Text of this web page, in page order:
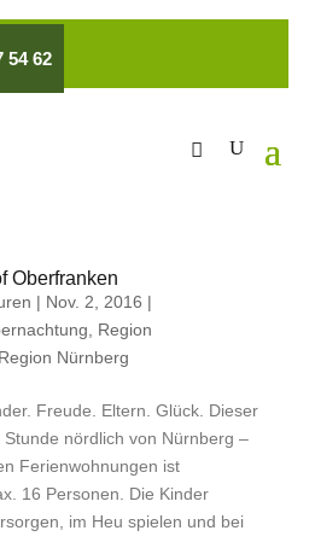
54 62
Oberfranken
| Nov. 2, 2016 |
Region
Region Nürnberg
Freude. Eltern. Glück. Dieser
nördlich von Nürnberg –
Ferienwohnungen ist
16 Personen. Die Kinder
im Heu spielen und bei